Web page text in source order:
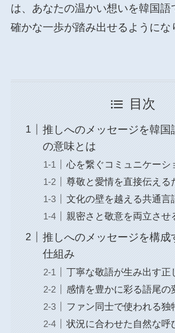
は、あなたの温かい想いを韓国語
確かな一歩が踏み出せるようにな
目次
推しへのメッセージを韓国
の意味とは
心を繋ぐコミュニケーシ
尊敬と愛情を直接伝える
文化の壁を越える共通言
親密さと敬意を両立させ
推しへのメッセージを構成
仕組み
丁寧な敬語が生み出す正
感情を豊かに彩る語尾の
ファン同士で使われる独
状況に合わせた自然な呼